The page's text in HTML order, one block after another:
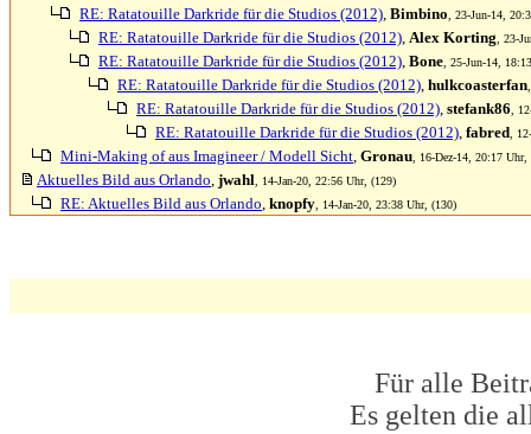
RE: Ratatouille Darkride für die Studios (2012), Bimbino , 23-Jun-14,
RE: Ratatouille Darkride für die Studios (2012), Alex Korting , 23-
RE: Ratatouille Darkride für die Studios (2012), Bone , 25-Jun-14,
RE: Ratatouille Darkride für die Studios (2012), hulkcoasterfan
RE: Ratatouille Darkride für die Studios (2012), stefank86 ,
RE: Ratatouille Darkride für die Studios (2012), fabred ,
Mini-Making of aus Imagineer / Modell Sicht, Gronau , 16-Dez-14, 20:17 Uhr,
Aktuelles Bild aus Orlando, jwahl , 14-Jan-20, 22:56 Uhr, (129)
RE: Aktuelles Bild aus Orlando, knopfy , 14-Jan-20, 23:38 Uhr, (130)
Für alle
Es gelten die